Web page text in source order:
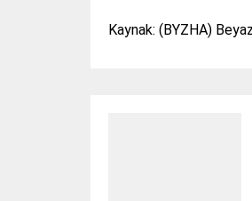
Kaynak: (BYZHA)